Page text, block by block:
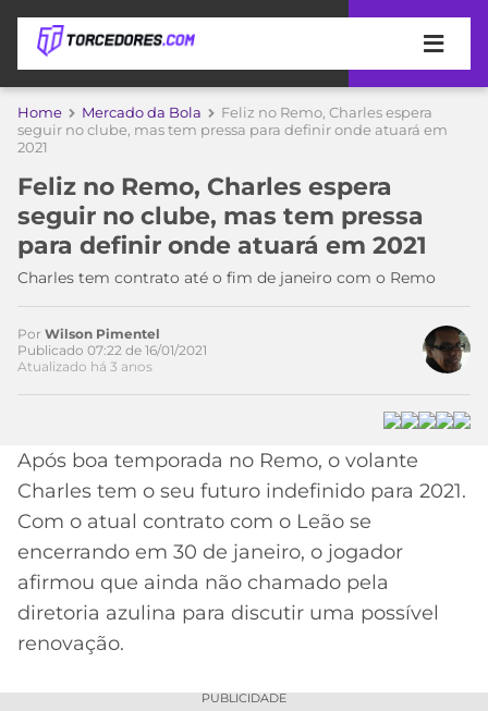
APOSTAS
APOSTA
MELHORES
SITES
DE
APOSTAS
2026
BETBOOM
CÓDIGO
DE
INDICAÇÃO
BET365
CÓDIGO
COPA
DO
MUNDO
MEU
TIME
PALMEIRAS
CORINTHIANS
SÃO
PAULO
CAMPEONATOS
SÉRIE
A
LIBERTADORES
COPA
DO
BRASIL
ESPORTIVA
MERCADO
DA
PALPITES
Home Mercado da Bola
Feliz no Remo, Charles espera
seguir no clube, mas tem pressa para definir onde atuará em
2021
Feliz no Remo, Charles espera
seguir no clube, mas tem pressa
para definir onde atuará em 2021
Charles tem contrato até o fim de janeiro com o Remo
Acesse o perfil do autor
no Twitter
Por Wilson Pimentel
Publicado 07:22 de 16/01/2021
Atualizado há 3 anos
Após boa temporada no Remo, o volante
Charles tem o seu futuro indefinido para 2021.
Com o atual contrato com o Leão se
encerrando em 30 de janeiro, o jogador
afirmou que ainda não chamado pela
diretoria azulina para discutir uma possível
renovação.
PUBLICIDADE